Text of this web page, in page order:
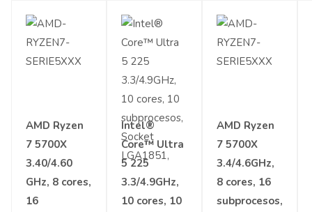
AMD Ryzen
7 5700X
3.40/4.60
GHz, 8 cores,
16
Intel®
Core™ Ultra
5 225
3.3/4.9GHz,
10 cores, 10
AMD Ryzen
7 5700X
3.4/4.6GHz,
8 cores, 16
subprocesos,